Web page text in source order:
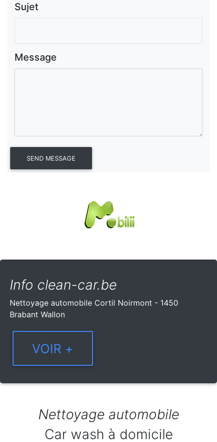
Sujet
Message
Info clean-car.be
Nettoyage automobile Cortil Noirmont - 1450
Brabant Wallon
Nettoyage automobile
Car wash à domicile